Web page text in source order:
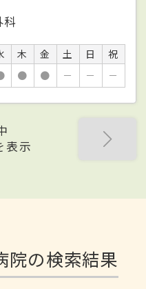
科
木 金 土 日
祝
● ● － － －
表示
院の検索結果